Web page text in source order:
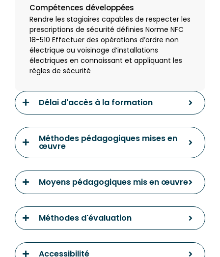
Compétences développées
Rendre les stagiaires capables de respecter les
prescriptions de sécurité définies Norme NFC
18-510 Effectuer des opérations d’ordre non
électrique au voisinage d’installations
électriques en connaissant et appliquant les
règles de sécurité
Délai d'accès à la formation
Méthodes pédagogiques mises en
œuvre
Moyens pédagogiques mis en œuvre
Méthodes d'évaluation
Accessibilité